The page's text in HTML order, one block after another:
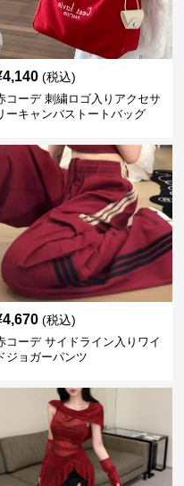
4,140 (税込)
コーデ 刺繍ロゴ入りアクセサ
ーキャンバストートバッグ
4,670 (税込)
コーデ サイドライン入りワイ
ジョガーパンツ